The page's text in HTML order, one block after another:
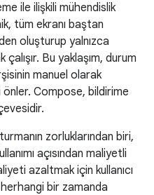
ile ilişkili mühendislik
tüm ekranı baştan
oluşturup yalnızca
Bu yaklaşım, durum
manuel olarak
önler. Compose, bildirime
zorluklarından biri,
açısından maliyetli
azaltmak için kullanıcı
bir zamanda